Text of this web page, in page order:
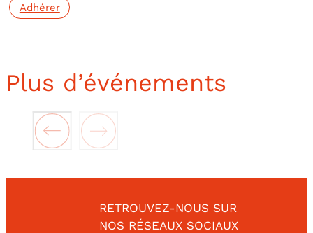
Adhérer
Plus d’événements
RETROUVEZ-NOUS SUR
NOS RÉSEAUX SOCIAUX